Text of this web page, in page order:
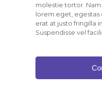
molestie tortor. Nam
lorem eget, egestas
erat at justo fringilla
Suspendisse vel